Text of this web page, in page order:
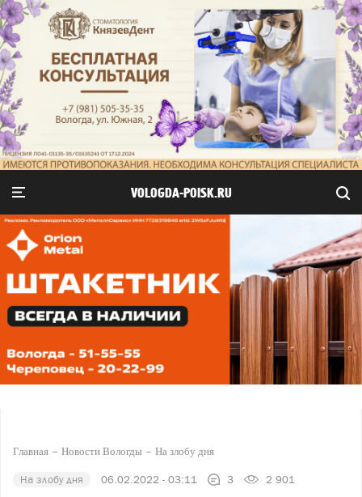
VOLOGDA-POISK.RU
Главная Новости Вологды На злобу дня
На злобу дня 06.02.2022 - 03:11 3 2 901